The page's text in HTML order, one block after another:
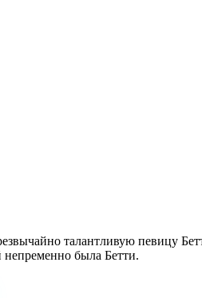
талантливую певицу
непременно была Бетти.